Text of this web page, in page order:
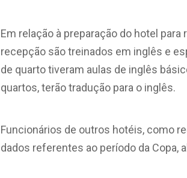
Em relação à preparação do hotel
recepção são treinados em inglês e
de quarto tiveram aulas de inglês
quartos, terão tradução para o inglês.
Funcionários de outros hotéis, como
dados referentes ao período da Copa,